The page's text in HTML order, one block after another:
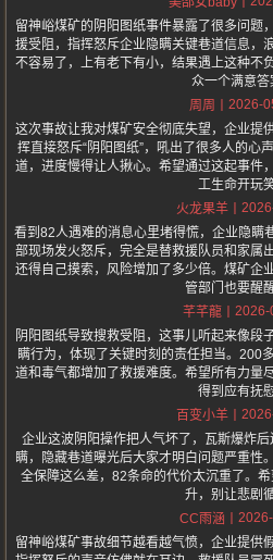
留神峪煤矿的阴阳图纸事件暴露了很多问题
援受阻，指挥怒斥企业隐瞒关键巷道信息，
不容易了，上有老下有小，结果遇上这种不
众一个满意答
周周
2026-
这次事故让我对煤矿安全彻底失望，企业提
挥直接怒斥“阴阳图纸”，吼出了很多人的心
道，进度慢得让人揪心。希望通过这起事件
工生命开玩笑
火龙果羊
看到82人遇难的消息心里堵得慌，企业隐瞒
部现场发火怒斥，完全是替救援队员和家属
还得自己摸索，风险增加了多少倍。煤矿企
管部门也要醒醒
芊芊龍
2026-
阴阳图纸导致搜救受阻，这事儿听起来像段
瞒行为，体现了关键时刻的责任担当。200
道和毒气都增加了救援难度。希望所有力量
得到应有抚慰
百变小羊
企业这波阴阳操作把人气坏了，瓦斯爆炸
瞒，隐藏巷道曝光后大家才明白问题严重性
全保障这么差，82条命的代价太沉重了。
升，别让悲剧循
CC雨涵
留神峪煤矿事故细节越看越气愤，企业提供